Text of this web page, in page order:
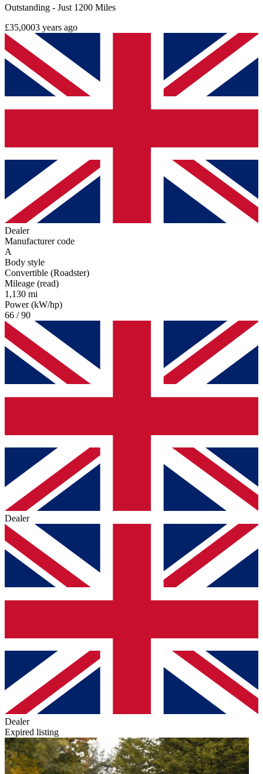
Outstanding - Just 1200 Miles
£35,0003 years ago
Dealer
Manufacturer code
A
Body style
Convertible (Roadster)
Mileage (read)
1,130 mi
Power (kW/hp)
66 / 90
Dealer
Dealer
Expired listing